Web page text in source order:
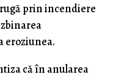
prin incendiere
eroziunea.
că în anularea